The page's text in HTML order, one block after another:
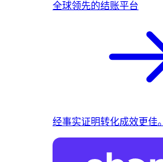
全球领先的结账平台
经事实证明转化成效更佳。